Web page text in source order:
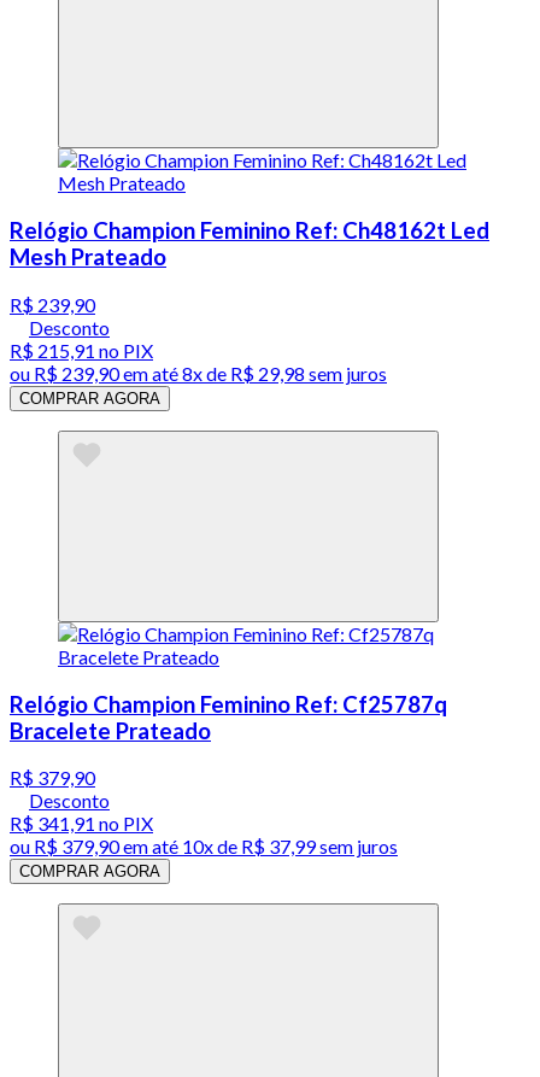
Relógio Champion Feminino Ref: Ch48162t Led
Mesh Prateado
R$ 239,90
Desconto
R$ 215,91 no PIX
ou R$ 239,90em até8x de R$ 29,98 sem juros
COMPRAR AGORA
Relógio Champion Feminino Ref: Cf25787q
Bracelete Prateado
R$ 379,90
Desconto
R$ 341,91 no PIX
ou R$ 379,90em até 10x de R$ 37,99 sem juros
COMPRAR AGORA